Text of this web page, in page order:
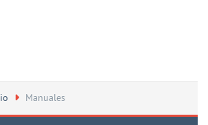
Manuales